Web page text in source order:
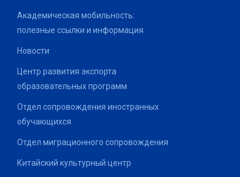
Академическая мобильность:
полезные ссылки и информация
Новости
Центр развития экспорта
образовательных программ
Отдел сопровождения иностранных
обучающихся
Отдел миграционного сопровождения
Китайский культурный центр